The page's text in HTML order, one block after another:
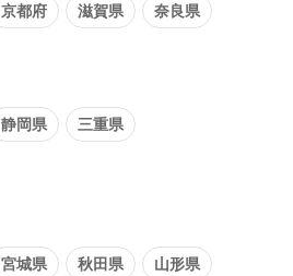
京都府 滋賀県 奈良県
静岡県 三重県
宮城県 秋田県 山形県